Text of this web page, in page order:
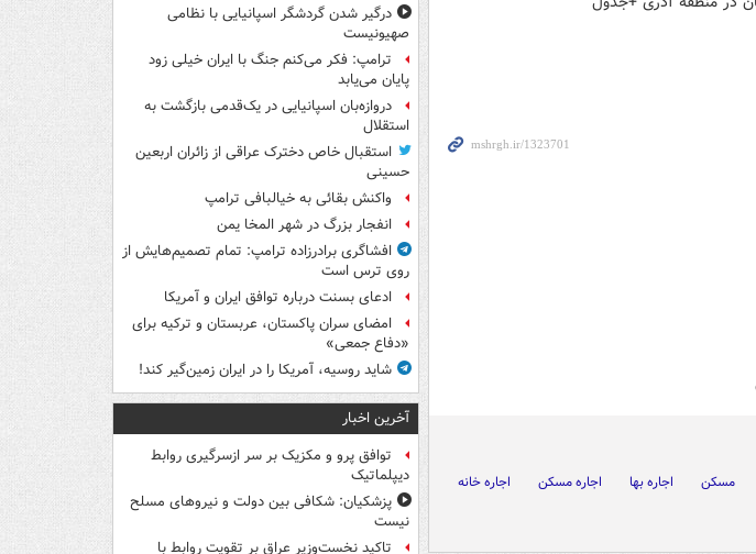
مسکن اجاره بها اجاره مسکن
اجاره خانه
درگیر شدن گردشگر اسپانیایی با نظامی
صهیونیست
ترامپ: فکر می‌کنم جنگ با ایران خیلی زود
پایان می‌یابد
دروازه‌بان اسپانیایی در یک‌قدمی بازگشت به
استقلال
استقبال خاص دخترک عراقی از زائران اربعین
حسینی
واکنش بقائی به خیالبافی ترامپ
انفجار بزرگ در شهر المخا یمن
افشاگری برادرزاده ترامپ: تمام تصمیم‌هایش از
روی ترس است
ادعای بسنت درباره توافق ایران و آمریکا
امضای سران پاکستان، عربستان و ترکیه برای
«دفاع جمعی»
شاید روسیه، آمریکا را در ایران زمین‌گیر کند!
آخرین اخبار
توافق پرو و مکزیک بر سر ازسرگیری روابط
دیپلماتیک
پزشکیان: شکافی بین دولت و نیروهای مسلح
نیست
تاکید نخست‌وزیر عراق بر تقویت روابط با